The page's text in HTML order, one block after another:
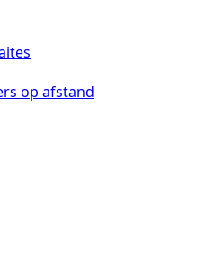
op afstand